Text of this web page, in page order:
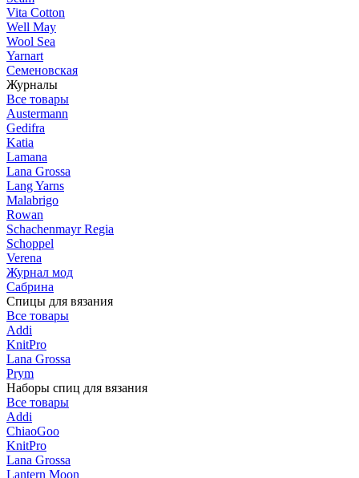
Vita Cotton
Well May
Wool Sea
Yarnart
Семеновская
Журналы
Все товары
Austermann
Gedifra
Katia
Lamana
Lana Grossa
Lang Yarns
Malabrigo
Rowan
Schachenmayr Regia
Schoppel
Verena
Журнал мод
Сабрина
Спицы для вязания
Все товары
Addi
KnitPro
Lana Grossa
Prym
Наборы спиц для вязания
Все товары
Addi
ChiaoGoo
KnitPro
Lana Grossa
Lantern Moon